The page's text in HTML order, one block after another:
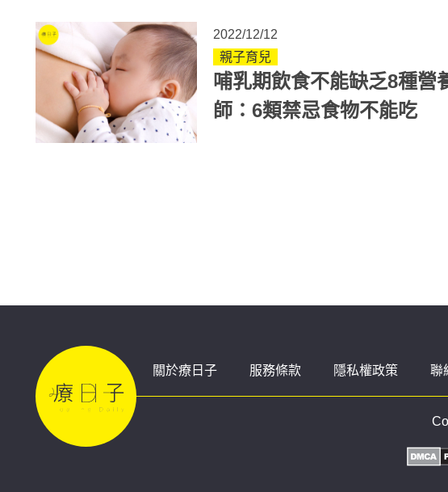
2022/12/12
親子育兒
哺乳期飲食不能缺乏8種營
師：6類禁忌食物不能吃
關於療日子 服務條款 隱私權政策 聯